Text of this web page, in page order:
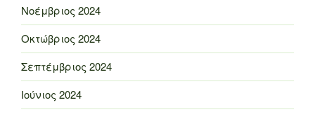
Νοέμβριος 2024
Οκτώβριος 2024
Σεπτέμβριος 2024
Ιούνιος 2024